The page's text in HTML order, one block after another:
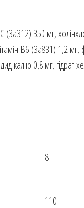
(3a312) 350 мг,
B6 (3a831) 1,2 мг,
калію 0,8 мг, гідрат
8
110